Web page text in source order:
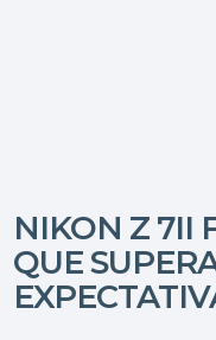
NIKON Z 7II
QUE